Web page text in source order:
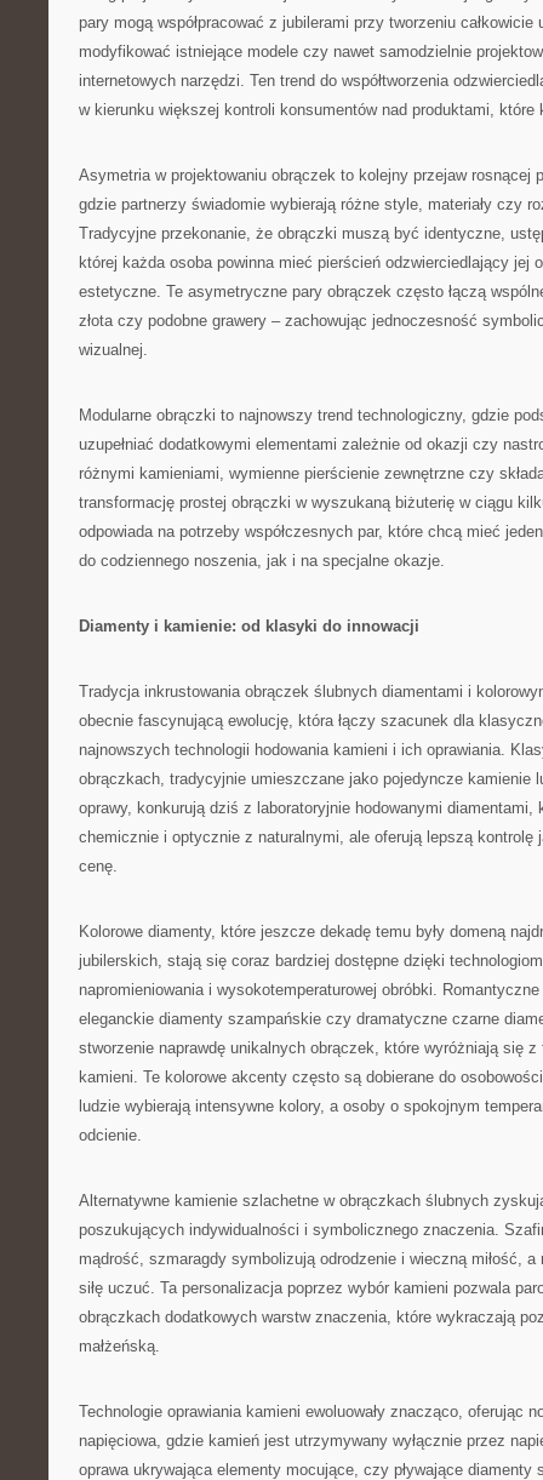
pary mogą współpracować z jubilerami przy tworzeniu całkowicie
modyfikować istniejące modele czy nawet samodzielnie
internetowych narzędzi. Ten trend do współtworzenia
w kierunku większej kontroli konsumentów nad produktami, które
Asymetria w projektowaniu obrączek to kolejny przejaw rosnącej
gdzie partnerzy świadomie wybierają różne style, materiały czy
Tradycyjne przekonanie, że obrączki muszą być identyczne,
której każda osoba powinna mieć pierścień odzwierciedlający jej
estetyczne. Te asymetryczne pary obrączek często łączą
złota czy podobne grawery – zachowując jednoczesność
wizualnej.
Modularne obrączki to najnowszy trend technologiczny, gdzie
uzupełniać dodatkowymi elementami zależnie od okazji czy
różnymi kamieniami, wymienne pierścienie zewnętrzne czy
transformację prostej obrączki w wyszukaną biżuterię w ciągu
odpowiada na potrzeby współczesnych par, które chcą mieć
do codziennego noszenia, jak i na specjalne okazje.
Diamenty i kamienie: od klasyki do innowacji
Tradycja inkrustowania obrączek ślubnych diamentami i
obecnie fascynującą ewolucję, która łączy szacunek dla
najnowszych technologii hodowania kamieni i ich oprawiania.
obrączkach, tradycyjnie umieszczane jako pojedyncze kamienie
oprawy, konkurują dziś z laboratoryjnie hodowanymi diamentami,
chemicznie i optycznie z naturalnymi, ale oferują lepszą kontrolę
cenę.
Kolorowe diamenty, które jeszcze dekadę temu były domeną
jubilerskich, stają się coraz bardziej dostępne dzięki
napromieniowania i wysokotemperaturowej obróbki.
eleganckie diamenty szampańskie czy dramatyczne czarne
stworzenie naprawdę unikalnych obrączek, które wyróżniają się z
kamieni. Te kolorowe akcenty często są dobierane do
ludzie wybierają intensywne kolory, a osoby o spokojnym
odcienie.
Alternatywne kamienie szlachetne w obrączkach ślubnych
poszukujących indywidualności i symbolicznego znaczenia.
mądrość, szmaragdy symbolizują odrodzenie i wieczną miłość,
siłę uczuć. Ta personalizacja poprzez wybór kamieni pozwala
obrączkach dodatkowych warstw znaczenia, które wykraczają
małżeńską.
Technologie oprawiania kamieni ewoluowały znacząco, oferując
napięciowa, gdzie kamień jest utrzymywany wyłącznie przez
oprawa ukrywająca elementy mocujące, czy pływające diamenty